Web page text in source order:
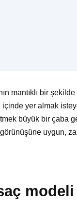
mantıklı bir
yer almak
büyük bir çaba
uygun,
modeli